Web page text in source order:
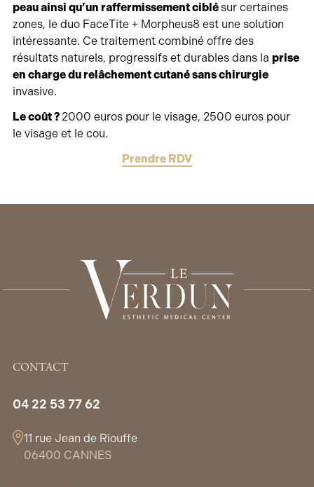
peau ainsi qu’un raffermissement ciblésur certaines
zones, le duo FaceTite + Morpheus8 est une solution
intéressante. Ce traitement combiné offre des
résultats naturels, progressifs et durables dans la prise
en charge du relâchement cutané sans chirurgie
invasive.
Le coût ? 2000 euros pour le visage, 2500 euros pour
le visage et le cou.
Prendre RDV
CONTACT
04 22 53 77 62
11 rue Jean de Riouffe
06400 CANNES